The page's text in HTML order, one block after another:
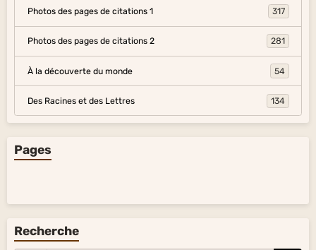
Photos des pages de citations 1 317
Photos des pages de citations 2 281
À la découverte du monde 54
Des Racines et des Lettres 134
Pages
Recherche